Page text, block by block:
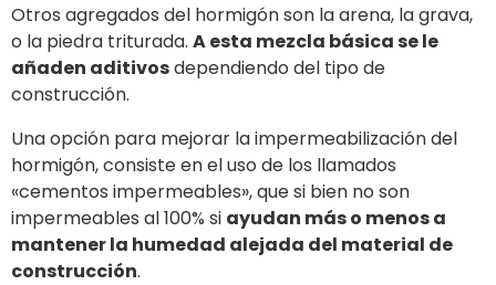
Otros agregados del hormigón son la arena, la grava,
o la piedra triturada. A esta mezcla básica se le
añaden aditivosdependiendo del tipo de
construcción.
Una opción para mejorar la impermeabilización del
hormigón, consiste en el uso de los llamados
«cementos impermeables», que si bien no son
impermeables al 100% si ayudan más o menos a
mantener la humedad alejada del material de
construcción.